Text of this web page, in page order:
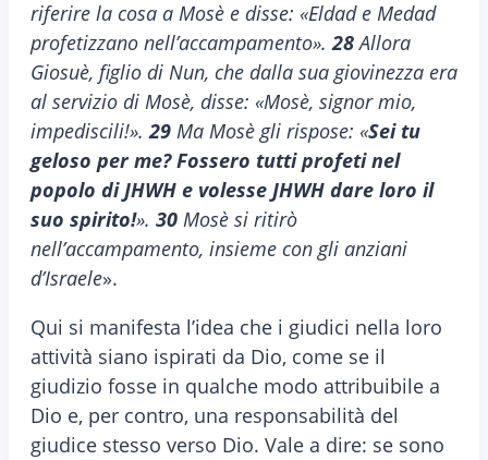
riferire la cosa a Mosè e disse: «Eldad e Medad
profetizzano nell’accampamento».28Allora
Giosuè, figlio di Nun, che dalla sua giovinezza era
al servizio di Mosè, disse: «Mosè, signor mio,
impediscili!».29 Ma Mosè gli rispose: «Sei tu
geloso per me? Fossero tutti profeti nel
popolo di JHWH e volesse JHWH dare loro il
suo spirito!». 30 Mosè si ritirò
nell’accampamento, insieme con gli anziani
d’Israele».
Qui si manifesta l’idea che i giudici nella loro
attività siano ispirati da Dio, come se il
giudizio fosse in qualche modo attribuibile a
Dio e, per contro, una responsabilità del
giudice stesso verso Dio. Vale a dire: se sono